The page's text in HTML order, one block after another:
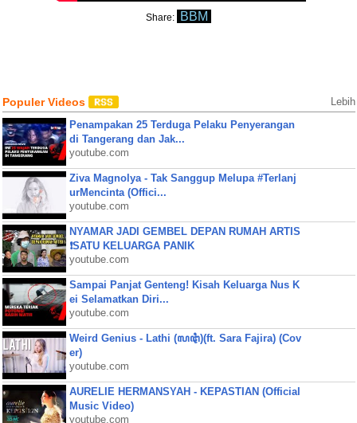
Share: BBM
Populer Videos Lebih
Penampakan 25 Terduga Pelaku Penyerangan
di Tangerang dan Jak...
youtube.com
Ziva Magnolya - Tak Sanggup Melupa #Terlanj
urMencinta (Offici...
youtube.com
NYAMAR JADI GEMBEL DEPAN RUMAH ARTIS
❗SATU KELUARGA PANIK
youtube.com
Sampai Panjat Genteng! Kisah Keluarga Nus K
ei Selamatkan Diri...
youtube.com
Weird Genius - Lathi (ꦭꦛꦶ)(ft. Sara Fajira) (Cov
er)
youtube.com
AURELIE HERMANSYAH - KEPASTIAN (Official
Music Video)
youtube.com